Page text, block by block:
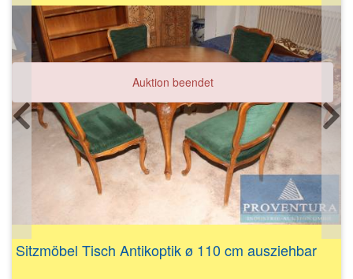
Auktion beendet
Sitzmöbel Tisch Antikoptik ø 110 cm ausziehbar